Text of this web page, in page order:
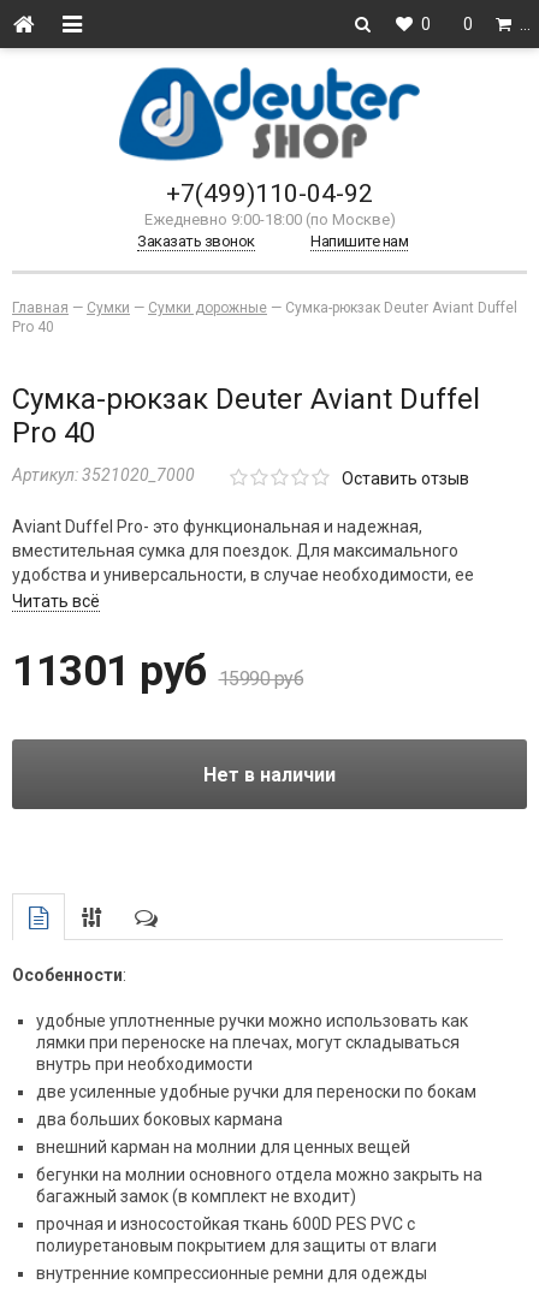
0 0
+7(499)110-04-92
Ежедневно 9:00-18:00 (по Москве)
Заказать звонок
Напишите нам
Главная — Сумки — Сумки дорожные — Сумка-рюкзак Deuter Aviant Duffel
Pro 40
Сумка-рюкзак Deuter Aviant Duffel
Pro 40
Артикул:3521020_7000 Оставить отзыв
Aviant Duffel Pro- это функциональная и надежная,
вместительная сумка для поездок. Для максимального
удобства и универсальности, в случае необходимости, ее
можно удобно переносить как рюкзак на плечах. Еще одним
ручной клади или для передвижений в городе.
Читать всё
11301 руб 15990 руб
Нет в наличии
Особенности:
удобные уплотненные ручки можно использовать как
лямки при переноске на плечах, могут складываться
внутрь при необходимости
две усиленные удобные ручки для переноски по бокам
два больших боковых кармана
внешний карман на молнии для ценных вещей
бегунки на молнии основного отдела можно закрыть на
багажный замок (в комплект не входит)
прочная и износостойкая ткань 600D PES PVC с
полиуретановым покрытием для защиты от влаги
внутренние компрессионные ремни для одежды